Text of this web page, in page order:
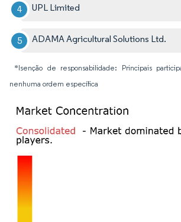
UPL Limited
ADAMA Agricultural Solutions Ltd.
*Isenção de responsabilidade: Principais
nenhuma ordem específica